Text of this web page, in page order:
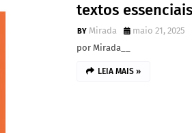
textos
Mirada
maio 21, 2025
por Mirada__
LEIA MAIS »